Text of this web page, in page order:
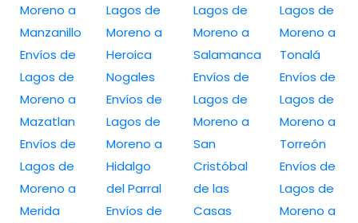
Moreno a
Manzanillo
Envíos de
Lagos de
Moreno a
Mazatlan
Envíos de
Lagos de
Moreno a
Merida
Lagos de
Moreno a
Heroica
Nogales
Envíos de
Lagos de
Moreno a
Hidalgo
del Parral
Envíos de
Lagos de
Moreno a
Salamanca
Envíos de
Lagos de
Moreno a
San
Cristóbal
de las
Casas
Lagos de
Moreno a
Tonalá
Envíos de
Lagos de
Moreno a
Torreón
Envíos de
Lagos de
Moreno a